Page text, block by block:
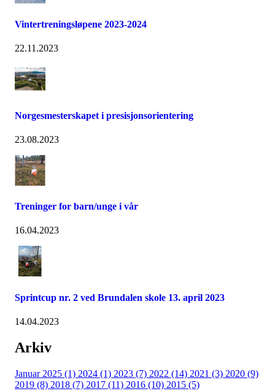
Vintertreningsløpene 2023-2024
22.11.2023
Norgesmesterskapet i presisjonsorientering
23.08.2023
Treninger for barn/unge i vår
16.04.2023
Sprintcup nr. 2 ved Brundalen skole 13. april 2023
14.04.2023
Arkiv
Januar 2025 (1) 2024 (1) 2023 (7) 2022 (14) 2021 (3) 2020 (9)
2019 (8) 2018 (7) 2017 (11) 2016 (10) 2015 (5)